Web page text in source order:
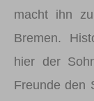
macht ihn
Bremen.
hier der
Freunde den